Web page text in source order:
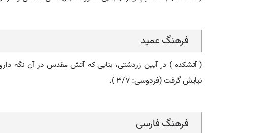
فرهنگ عمید
( آتشکده ) در آیین زردشتی، بنایی که آتش مقدس در آن نگه
نیایش گرفت (فردوسی: ۳/۷ ).
فرهنگ فارسی